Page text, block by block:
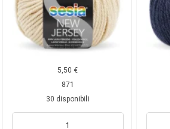
5,50€
871
30 disponibili